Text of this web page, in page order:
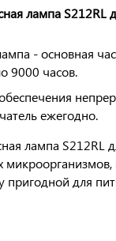
лампа S212RL
- основная
9000 часов.
ежегодно.
лампа S212RL
пригодной для